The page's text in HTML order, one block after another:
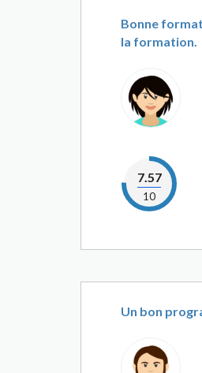
Bonne
la formation.
7.57
10
Un bon